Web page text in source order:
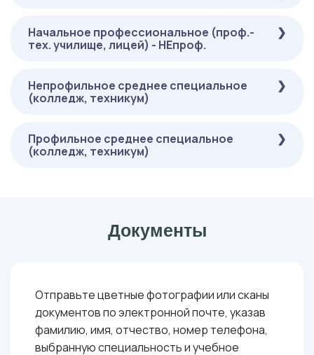
ОБЯЗАТЕЛЬНЫЕ
( ОНЛАЙН-ТЕСТИРОВАНИЕ ):
ИСТОРИЯ (ГУМАНИТАРНЫЙ ПРОФИЛЬ): 40 БАЛЛОВ
Начальное профессиональное (проф.-
тех. училище, лицей) - НЕпроф.
ОБЯЗАТЕЛЬНЫЕ
( ОНЛАЙН-ТЕСТИРОВАНИЕ ):
ИСТОРИЯ (ГУМАНИТАРНЫЙ ПРОФИЛЬ): 40 БАЛЛОВ
Непрофильное среднее специальное
(колледж, техникум)
ОБЯЗАТЕЛЬНЫЕ
( ОНЛАЙН-ТЕСТИРОВАНИЕ ):
Профильное среднее специальное
(колледж, техникум)
: 36 БАЛЛОВ
МАТЕМАТИКА (ГУМАНИТАРНЫЙ ПРОФИЛЬ) : 40 БАЛЛОВ
Документы
Отправьте цветные фотографии или сканы
документов по электронной почте, указав
фамилию, имя, отчество, номер телефона,
выбранную специальность и учебное